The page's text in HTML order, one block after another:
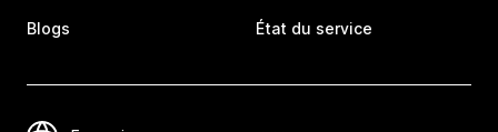
Blogs État du service